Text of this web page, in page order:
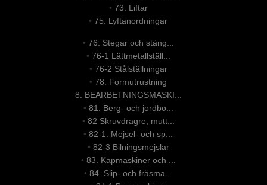
• 73. Liftar
•75. Lyftanordningar
• 76. Stegar och stäng...
• 76-1 Lättmetallställ...
• 76-2 Stålställningar
•78. Formutrustning
8. BEARBETNINGSMASKI...
• 81. Berg- och jordbo...
• 82 Skruvdragre, mutt...
•82-1. Mejsel- och sp...
• 82-3 Bilningsmejslar
• 83. Kapmaskiner och ...
•84. Slip- och fräsma...